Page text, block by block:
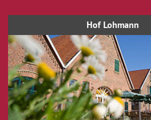
Hof Lohmann